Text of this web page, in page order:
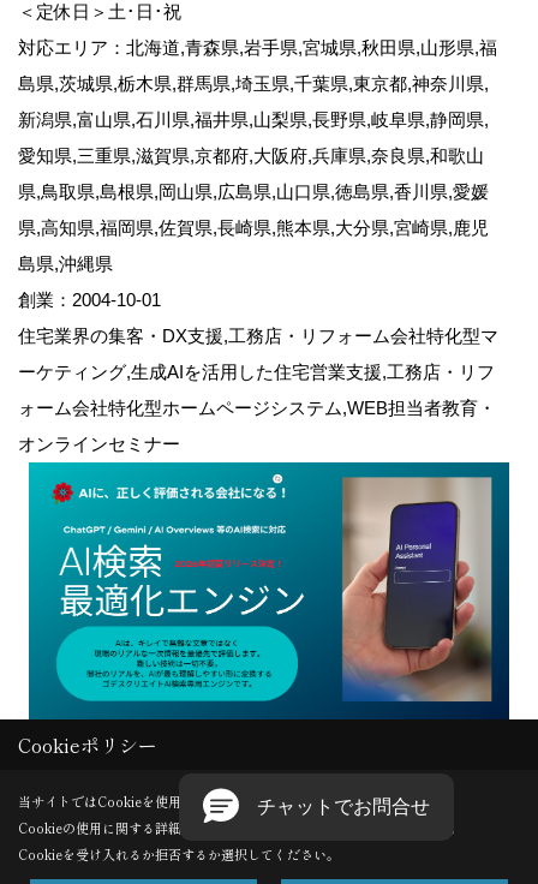
＜定休日＞土･日･祝
対応エリア：北海道,青森県,岩手県,宮城県,秋田県,山形県,福
島県,茨城県,栃木県,群馬県,埼玉県,千葉県,東京都,神奈川県,
新潟県,富山県,石川県,福井県,山梨県,長野県,岐阜県,静岡県,
愛知県,三重県,滋賀県,京都府,大阪府,兵庫県,奈良県,和歌山
県,鳥取県,島根県,岡山県,広島県,山口県,徳島県,香川県,愛媛
県,高知県,福岡県,佐賀県,長崎県,熊本県,大分県,宮崎県,鹿児
島県,沖縄県
創業：2004-10-01
住宅業界の集客・DX支援,工務店・リフォーム会社特化型マ
ーケティング,生成AIを活用した住宅営業支援,工務店・リフ
ォーム会社特化型ホームページシステム,WEB担当者教育・
オンラインセミナー
Copyright (c) GODDESS CREATE. All Rights Reserved.
Produced byゴデスクリエイト
Cookieポリシー
当サイトではCookieを使用します。
Cookieの使用に関する詳細は 「プライバシーポリシー
」をご覧ください。
Cookieを受け入れるか拒否するか選択してください。